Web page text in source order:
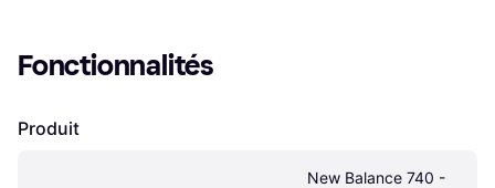
Fonctionnalités
Produit
New Balance 740 -